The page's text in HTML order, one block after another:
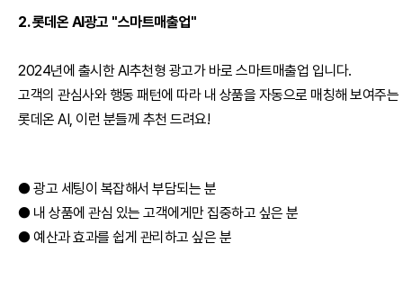
2. 롯데온 AI광고 "스마트매출업"
2024년에 출시한 AI추천형 광고가 바로 스마트매출업 입니다.
고객의 관심사와 행동 패턴에 따라 내 상품을 자동으로 매칭해 보여주
롯데온 AI, 이런 분들께 추천 드려요!
● 광고 세팅이 복잡해서 부담되는 분
● 내 상품에 관심 있는 고객에게만 집중하고 싶은 분
● 예산과 효과를 쉽게 관리하고 싶은 분